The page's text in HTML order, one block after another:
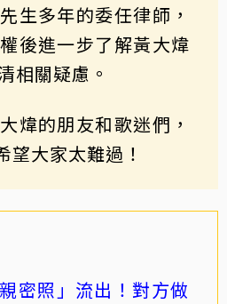
生多年的委任律師，
後進一步了解黃大煒
相關疑慮。
煒的朋友和歌迷們，
大家太難過！
密照」流出！對方做